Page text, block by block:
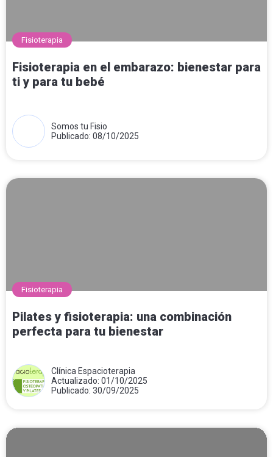
Fisioterapia
Fisioterapia en el embarazo: bienestar para
ti y para tu bebé
Somos tu Fisio
Publicado: 08/10/2025
Fisioterapia
Pilates y fisioterapia: una combinación
perfecta para tu bienestar
Clínica Espacioterapia
Actualizado: 01/10/2025
Publicado: 30/09/2025